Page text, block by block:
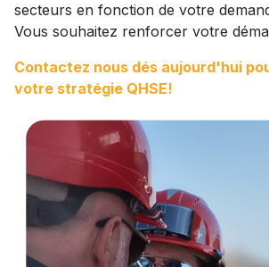
secteurs en fonction de votre
Vous souhaitez renforcer votre
Contactez nous dés aujourd'hui
votre stratégie QHSE!